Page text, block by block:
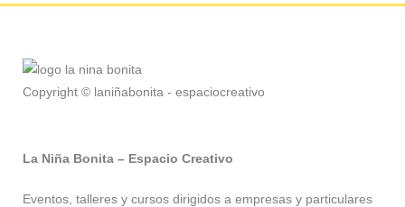
Copyright © laniñabonita - espaciocreativo
La Niña Bonita – Espacio Creativo
Eventos, talleres y cursos dirigidos a empresas y particulares